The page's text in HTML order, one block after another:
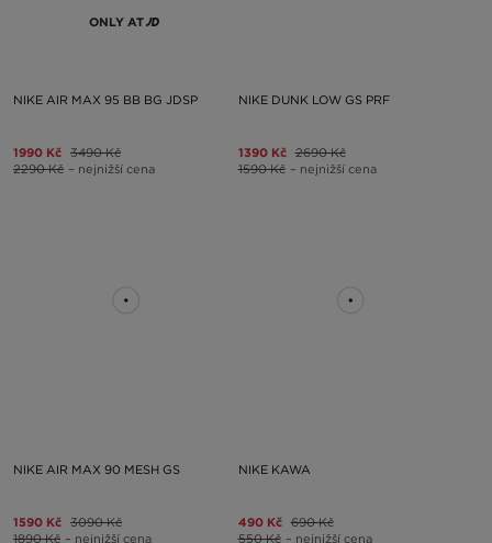
ONLY AT
NIKE AIR MAX 95 BB BG JDSP
1990 Kč 3490 Kč
2290 Kč – nejnižší cena
NIKE DUNK LOW GS PRF
1390 Kč 2690 Kč
1590 Kč – nejnižší cena
NIKE AIR MAX 90 MESH GS
1590 Kč 3090 Kč
1890 Kč – nejnižší cena
NIKE KAWA
490 Kč 690 Kč
550 Kč – nejnižší cena